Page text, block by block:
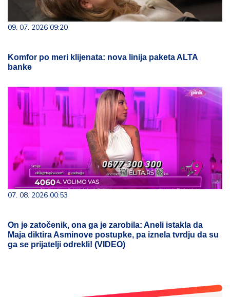
09. 07. 2026 09:20
Komfor po meri klijenata: nova linija paketa ALTA
banke
07. 08. 2026 00:53
On je zatočenik, ona ga je zarobila: Aneli istakla da
Maja diktira Asminove postupke, pa iznela tvrdju da su
ga se prijatelji odrekli! (VIDEO)